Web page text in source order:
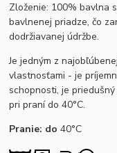
Zloženie: 100% bavlna
bavlnenej priadze, čo
dodržiavanej údržbe.
Je jedným z
vlastnosťami - je
schopnosti, je
pri praní do 40°C.
Pranie: do40°C